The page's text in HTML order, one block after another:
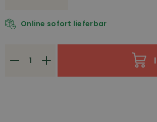
Online sofort lieferbar